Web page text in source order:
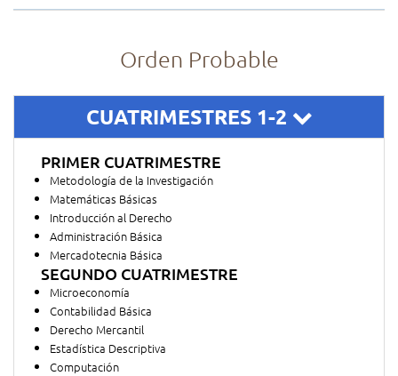
Orden Probable
CUATRIMESTRES 1-2
PRIMER CUATRIMESTRE
Metodología de la Investigación
Matemáticas Básicas
Introducción al Derecho
Administración Básica
Mercadotecnia Básica
SEGUNDO CUATRIMESTRE
Microeconomía
Contabilidad Básica
Derecho Mercantil
Estadística Descriptiva
Computación